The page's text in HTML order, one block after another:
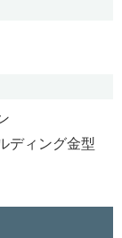
ディング金型